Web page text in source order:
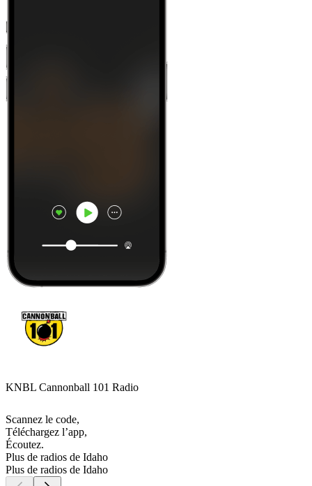
KNBL Cannonball 101 Radio
Scannez le code,
Téléchargez l’app,
Écoutez.
Plus de radios de Idaho
Plus de radios de Idaho